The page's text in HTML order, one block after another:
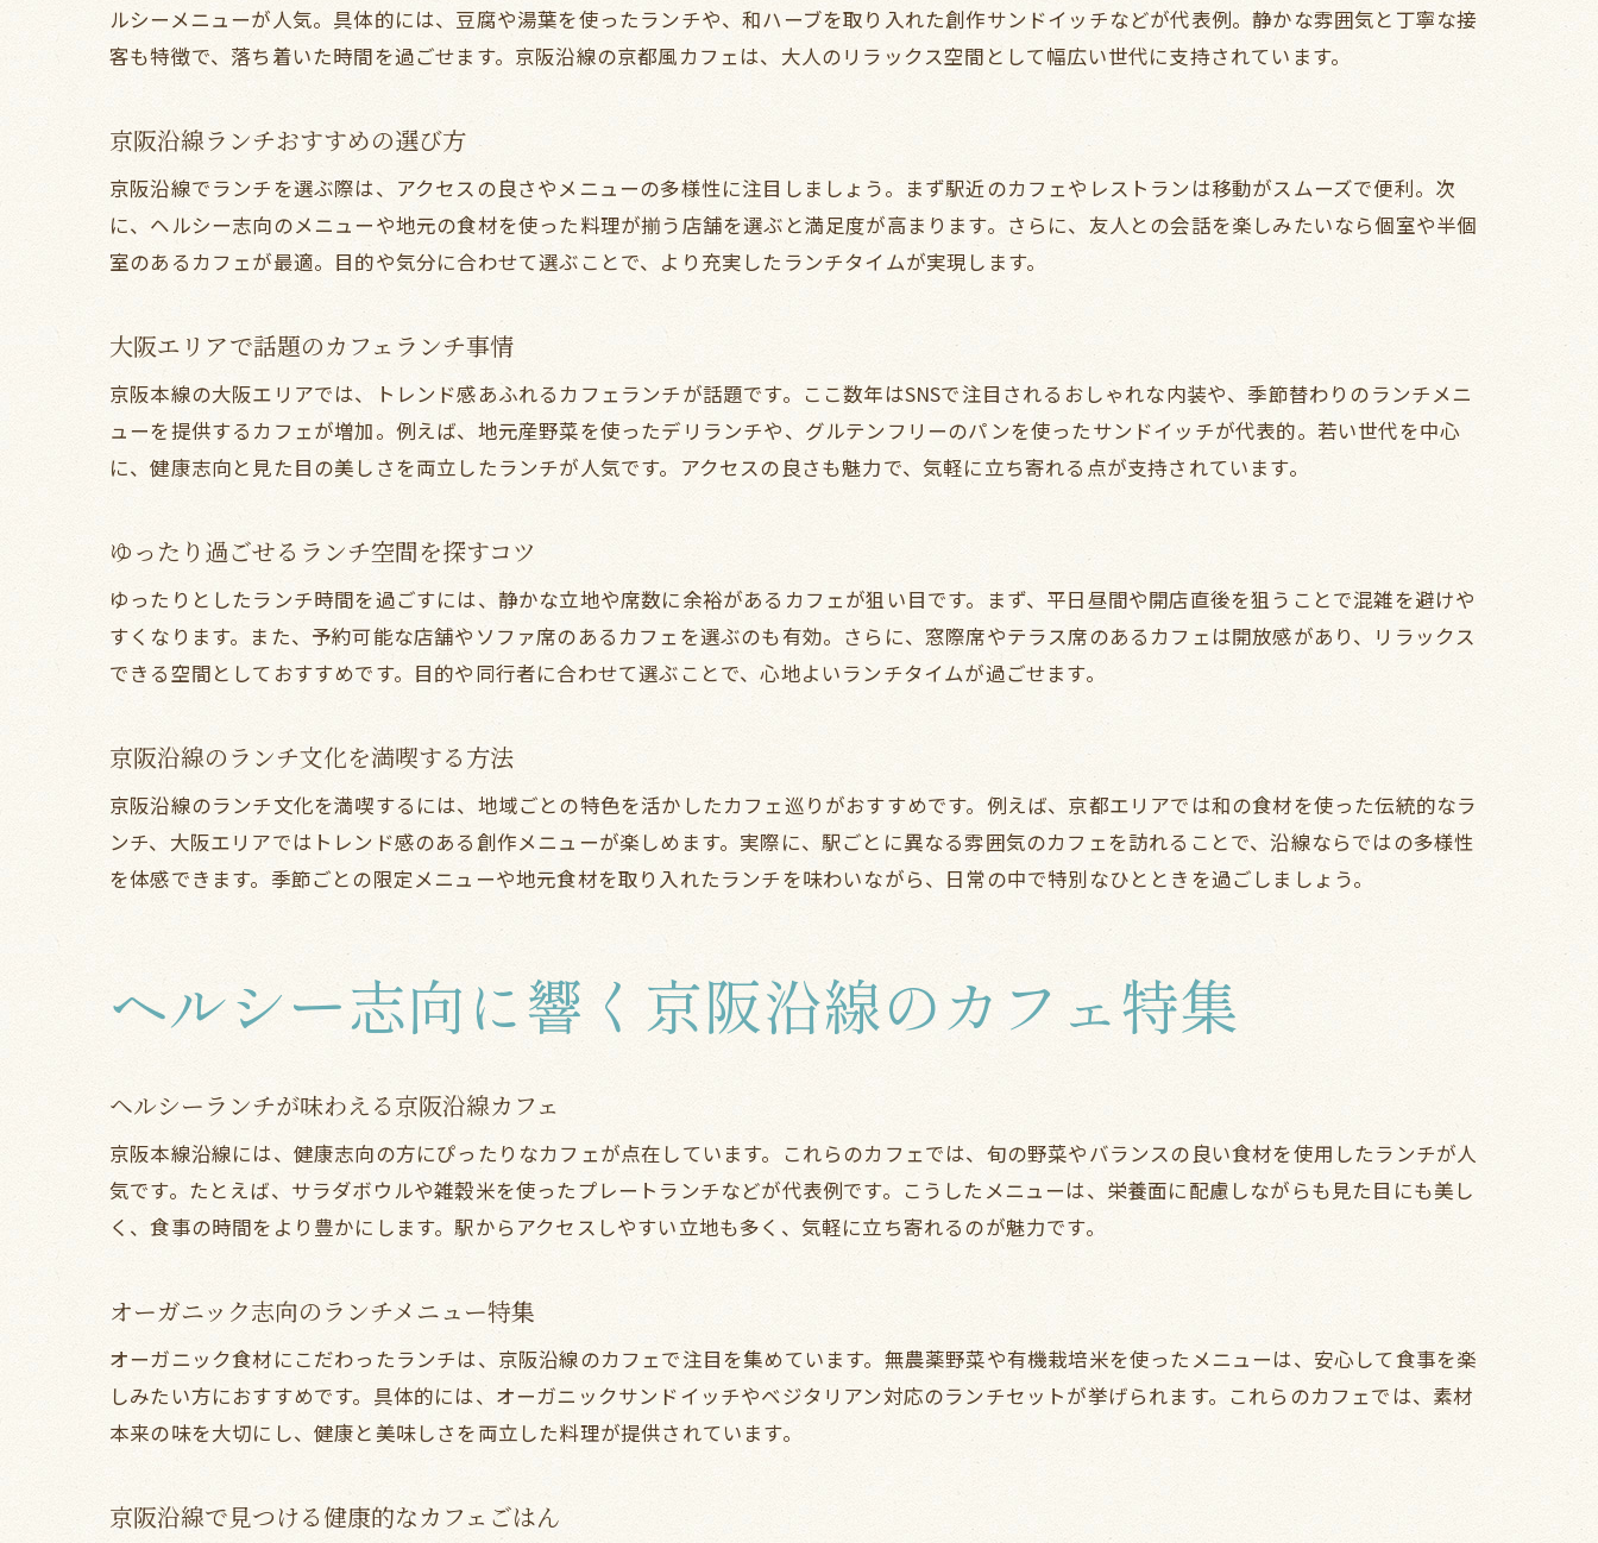
女子会におすすめのカフェランチ案内
京阪沿線で話題の休日ランチスポット
友人と訪れたい京阪本線沿いのカフェ
京阪沿線で見つける話題のカフェ空間
京阪沿線で注目されるカフェ空間紹介
ランチも楽しめるおしゃれカフェ巡り
京都・大阪の京阪沿線話題カフェ事情
京阪沿線で見逃せない最新カフェ特集
空間にこだわるカフェでランチを堪能
京阪沿線カフェのユニークな過ごし方
静かな空間のあるランチカフェ紹介
京阪沿線で癒やされるカフェ巡り術
ゆったり過ごせるランチスポットの魅力
個室や静かな席が魅力の京阪本線ランチ体験
個室で過ごす京阪本線ランチの魅力
静かな席がある京阪沿線カフェ特集
プライベート感あるランチ空間を満喫
個室ランチで大人女子会を楽しむ方法
京阪沿線で静かに楽しむランチスポット
ヘルシーメニュー豊富な京阪沿線ランチ
健康志向が高まるカフェランチの魅力
京阪沿線カフェで味わう栄養満点ランチ
話題のヘルシーランチメニューをご紹介
新しいお気に入りが見つかるランチカフェ案内
京阪本線沿いで話題のランチカフェ発見
初めてでも安心な京阪沿線カフェ選び
ルシーメニューが人気。具体的には、豆腐や湯葉を使ったランチや、和ハーブを取り入れた創作サンドイッチなどが代表例。静かな雰囲気と丁寧な接
客も特徴で、落ち着いた時間を過ごせます。京阪沿線の京都風カフェは、大人のリラックス空間として幅広い世代に支持されています。
京阪沿線ランチおすすめの選び方
京阪沿線でランチを選ぶ際は、アクセスの良さやメニューの多様性に注目しましょう。まず駅近のカフェやレストランは移動がスムーズで便利。次
に、ヘルシー志向のメニューや地元の食材を使った料理が揃う店舗を選ぶと満足度が高まります。さらに、友人との会話を楽しみたいなら個室や半個
室のあるカフェが最適。目的や気分に合わせて選ぶことで、より充実したランチタイムが実現します。
大阪エリアで話題のカフェランチ事情
京阪本線の大阪エリアでは、トレンド感あふれるカフェランチが話題です。ここ数年はSNSで注目されるおしゃれな内装や、季節替わりのランチメニ
ューを提供するカフェが増加。例えば、地元産野菜を使ったデリランチや、グルテンフリーのパンを使ったサンドイッチが代表的。若い世代を中心
に、健康志向と見た目の美しさを両立したランチが人気です。アクセスの良さも魅力で、気軽に立ち寄れる点が支持されています。
ゆったり過ごせるランチ空間を探すコツ
ゆったりとしたランチ時間を過ごすには、静かな立地や席数に余裕があるカフェが狙い目です。まず、平日昼間や開店直後を狙うことで混雑を避けや
すくなります。また、予約可能な店舗やソファ席のあるカフェを選ぶのも有効。さらに、窓際席やテラス席のあるカフェは開放感があり、リラックス
できる空間としておすすめです。目的や同行者に合わせて選ぶことで、心地よいランチタイムが過ごせます。
京阪沿線のランチ文化を満喫する方法
京阪沿線のランチ文化を満喫するには、地域ごとの特色を活かしたカフェ巡りがおすすめです。例えば、京都エリアでは和の食材を使った伝統的なラ
ンチ、大阪エリアではトレンド感のある創作メニューが楽しめます。実際に、駅ごとに異なる雰囲気のカフェを訪れることで、沿線ならではの多様性
を体感できます。季節ごとの限定メニューや地元食材を取り入れたランチを味わいながら、日常の中で特別なひとときを過ごしましょう。
ヘルシー志向に響く京阪沿線のカフェ特集
ヘルシーランチが味わえる京阪沿線カフェ
京阪本線沿線には、健康志向の方にぴったりなカフェが点在しています。これらのカフェでは、旬の野菜やバランスの良い食材を使用したランチが人
気です。たとえば、サラダボウルや雑穀米を使ったプレートランチなどが代表例です。こうしたメニューは、栄養面に配慮しながらも見た目にも美し
く、食事の時間をより豊かにします。駅からアクセスしやすい立地も多く、気軽に立ち寄れるのが魅力です。
オーガニック志向のランチメニュー特集
オーガニック食材にこだわったランチは、京阪沿線のカフェで注目を集めています。無農薬野菜や有機栽培米を使ったメニューは、安心して食事を楽
しみたい方におすすめです。具体的には、オーガニックサンドイッチやベジタリアン対応のランチセットが挙げられます。これらのカフェでは、素材
本来の味を大切にし、健康と美味しさを両立した料理が提供されています。
京阪沿線で見つける健康的なカフェごはん